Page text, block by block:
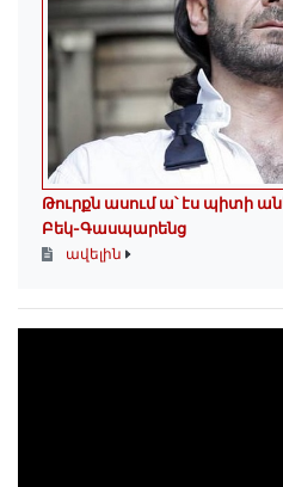
Թուրքն ասում ա՝ էս պիտի
Բեկ-Գասպարենց
ավելին